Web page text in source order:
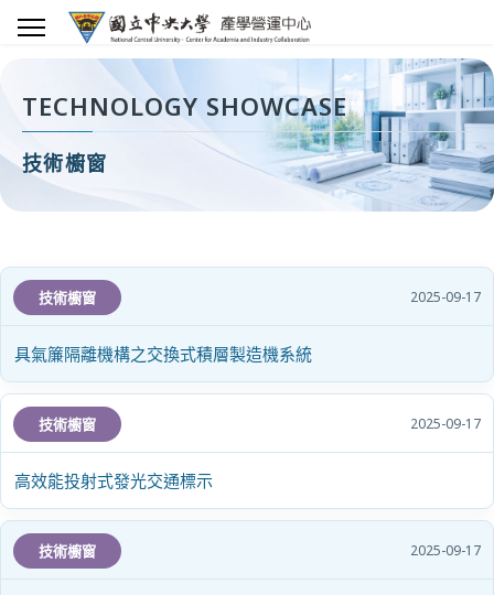
TECHNOLOGY SHOWCASE
技術櫥窗
標籤 標題
技術櫥窗
具氣簾隔離機構之交換式積層製造機系統
2025-09-17
技術櫥窗
高效能投射式發光交通標示
2025-09-17
技術櫥窗 2025-09-17